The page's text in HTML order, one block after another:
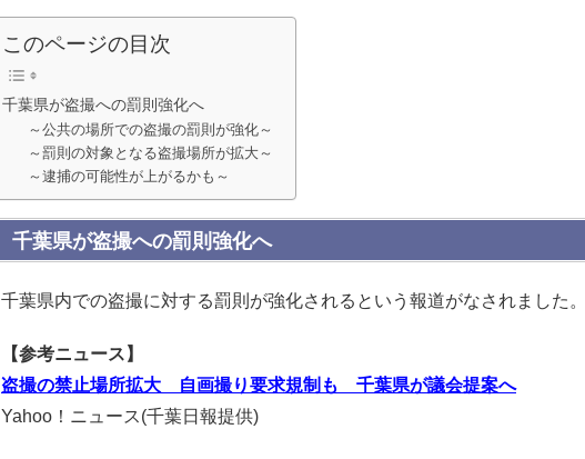
このページの目次
千葉県が盗撮への罰則強化へ
～公共の場所での盗撮の罰則が強化～
～罰則の対象となる盗撮場所が拡大～
～逮捕の可能性が上がるかも～
千葉県が盗撮への罰則強化へ
千葉県内での盗撮に対する罰則が強化されるという報道がなされました。
【参考ニュース】
盗撮の禁止場所拡大 自画撮り要求規制も 千葉県が議会提案へ
Yahoo！ニュース(千葉日報提供)